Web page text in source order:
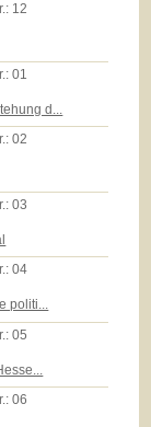
12
01
d...
02
03
04
politi...
05
06